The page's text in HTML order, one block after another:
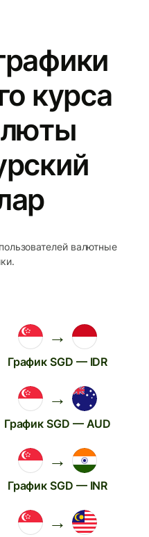
курса
валютные
→
График SGD — IDR
→
График SGD — AUD
→
График SGD — INR
→